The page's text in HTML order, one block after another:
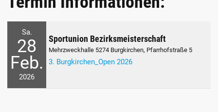
Sa.
28
Feb.
2026
Sportunion Bezirksmeisterschaft
Mehrzweckhalle 5274 Burgkirchen, Pfarrhofstraße 5
3. Burgkirchen_Open 2026